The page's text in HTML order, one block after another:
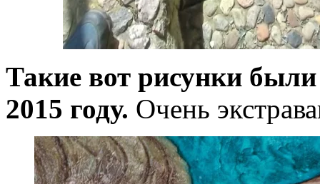
Такие вот рисунки
2015 году. Очень